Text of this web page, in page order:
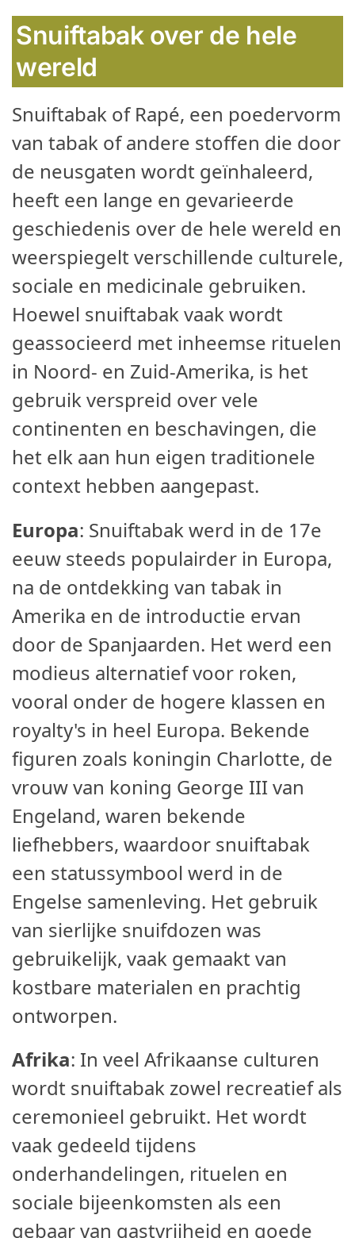
Snuiftabak over de hele
wereld
Snuiftabak of Rapé, een poedervorm
van tabak of andere stoffen die door
de neusgaten wordt geïnhaleerd,
heeft een lange en gevarieerde
geschiedenis over de hele wereld en
weerspiegelt verschillende culturele,
sociale en medicinale gebruiken.
Hoewel snuiftabak vaak wordt
geassocieerd met inheemse rituelen
in Noord- en Zuid-Amerika, is het
gebruik verspreid over vele
continenten en beschavingen, die
het elk aan hun eigen traditionele
context hebben aangepast.
Europa: Snuiftabak werd in de 17e
eeuw steeds populairder in Europa,
na de ontdekking van tabak in
Amerika en de introductie ervan
door de Spanjaarden. Het werd een
modieus alternatief voor roken,
vooral onder de hogere klassen en
royalty's in heel Europa. Bekende
figuren zoals koningin Charlotte, de
vrouw van koning George III van
Engeland, waren bekende
liefhebbers, waardoor snuiftabak
een statussymbool werd in de
Engelse samenleving. Het gebruik
van sierlijke snuifdozen was
gebruikelijk, vaak gemaakt van
kostbare materialen en prachtig
ontworpen.
Afrika: In veel Afrikaanse culturen
wordt snuiftabak zowel recreatief als
ceremonieel gebruikt. Het wordt
vaak gedeeld tijdens
onderhandelingen, rituelen en
sociale bijeenkomsten als een
gebaar van gastvrijheid en goede